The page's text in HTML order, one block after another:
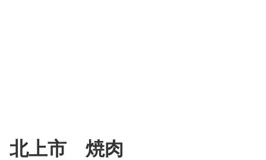
北上市 焼肉